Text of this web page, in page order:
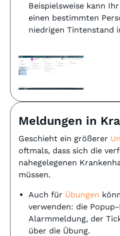
Beispielsweise kann
einen bestimmten
niedrigen Tintenstand
Meldungen in
Geschieht ein größerer
oftmals, dass sich die
nahegelegenen
müssen.
Auch für Übungen
verwenden: die
Alarmmeldung, der
über die Übung.